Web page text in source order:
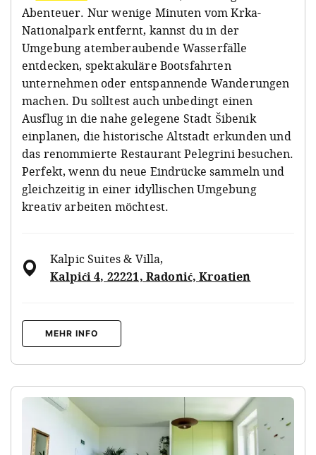
Abenteuer. Nur wenige Minuten vom Krka-
Nationalpark entfernt, kannst du in der
Umgebung atemberaubende Wasserfälle
entdecken, spektakuläre Bootsfahrten
unternehmen oder entspannende Wanderungen
machen. Du solltest auch unbedingt einen
Ausflug in die nahe gelegene Stadt Šibenik
einplanen, die historische Altstadt erkunden und
das renommierte Restaurant Pelegrini besuchen.
Perfekt, wenn du neue Eindrücke sammeln und
gleichzeitig in einer idyllischen Umgebung
kreativ arbeiten möchtest.
Kalpic Suites & Villa,
Kalpići 4, 22221, Radonić, Kroatien
MEHR INFO